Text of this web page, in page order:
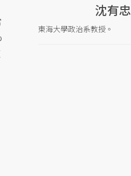
沈有忠
東海大學政治系教授。